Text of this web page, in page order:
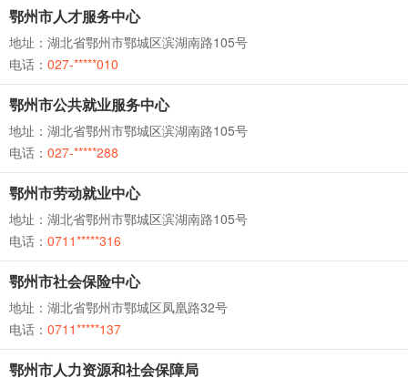
鄂州市人才服务中心
地址：湖北省鄂州市鄂城区滨湖南路105号
电话： 027-*****010
鄂州市公共就业服务中心
地址：湖北省鄂州市鄂城区滨湖南路105号
电话： 027-*****288
鄂州市劳动就业中心
地址：湖北省鄂州市鄂城区滨湖南路105号
电话： 0711*****316
鄂州市社会保险中心
地址：湖北省鄂州市鄂城区凤凰路32号
电话： 0711*****137
鄂州市人力资源和社会保障局